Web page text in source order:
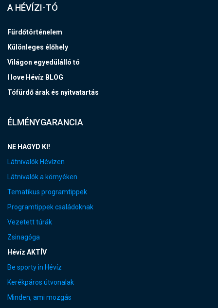
A HÉVÍZI-TÓ
Fürdőtörténelem
Különleges élőhely
Világon egyedülálló tó
I love Hévíz BLOG
Tófürdő árak és nyitvatartás
ÉLMÉNYGARANCIA
NE HAGYD KI!
Látnivalók Hévízen
Látnivalók a környéken
Tematikus programtippek
Programtippek családoknak
Vezetett túrák
Zsinagóga
Hévíz AKTÍV
Be sporty in Hévíz
Kerékpáros útvonalak
Minden, ami mozgás